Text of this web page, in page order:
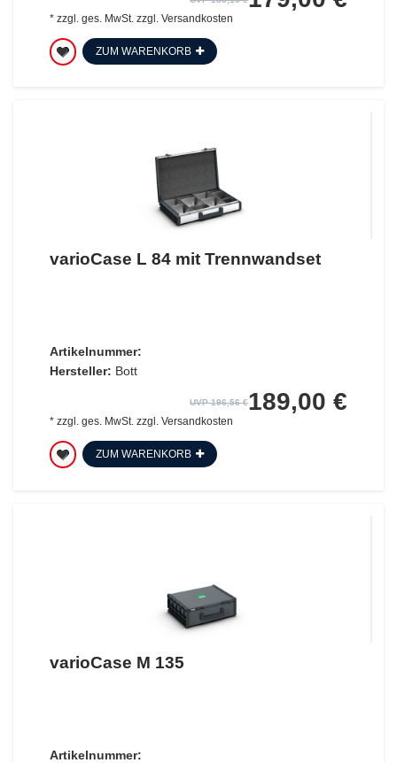
* zzgl. ges. MwSt. zzgl. Versandkosten
ZUM WARENKORB
varioCase L 84 mit Trennwandset
Artikelnummer:
Hersteller: Bott
UVP 196,56 €189,00 €
* zzgl. ges. MwSt.zzgl. Versandkosten
ZUM WARENKORB
varioCase M 135
Artikelnummer: